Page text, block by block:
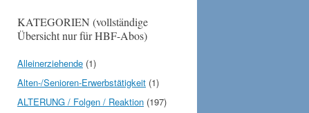
KATEGORIEN (vollständige
Übersicht nur für HBF-Abos)
Alleinerziehende (1)
Alten-/Senioren-Erwerbstätigkeit (1)
ALTERUNG / Folgen / Reaktion (197)